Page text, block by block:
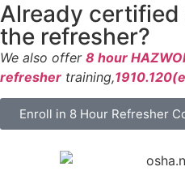
Already certified
the refresher?
We also offer 8 hour
refresher training,
Enroll in 8 Hour Refresher